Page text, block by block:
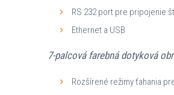
RS 232 port pre pripojenie
Ethernet a USB
7-palcová farebná dotyková
Rozšírené režimy ťahania